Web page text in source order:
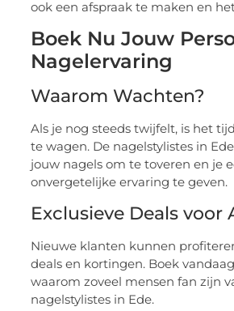
ook een afspraak te maken en
Boek Nu Jouw
Nagelervaring
Waarom Wachten?
Als je nog steeds twijfelt, is het
te wagen. De nagelstylistes in
jouw nagels om te toveren en je
onvergetelijke ervaring te geven.
Exclusieve Deals voor
Nieuwe klanten kunnen
deals en kortingen. Boek
waarom zoveel mensen fan zijn
nagelstylistes in Ede.